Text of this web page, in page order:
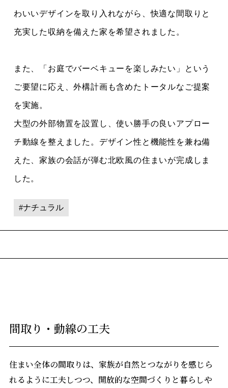
わいいデザインを取り入れながら、快適な間取りと
充実した収納を備えた家を希望されました。
また、「お庭でバーベキューを楽しみたい」という
ご要望に応え、外構計画も含めたトータルなご提案
を実施。
大型の外部物置を設置し、使い勝手の良いアプロー
チ動線を整えました。デザイン性と機能性を兼ね備
えた、家族の会話が弾む北欧風の住まいが完成しま
した。
ナチュラル
間取り・動線の工夫
住まい全体の間取りは、家族が自然とつながりを感じら
れるように工夫しつつ、開放的な空間づくりと暮らしや